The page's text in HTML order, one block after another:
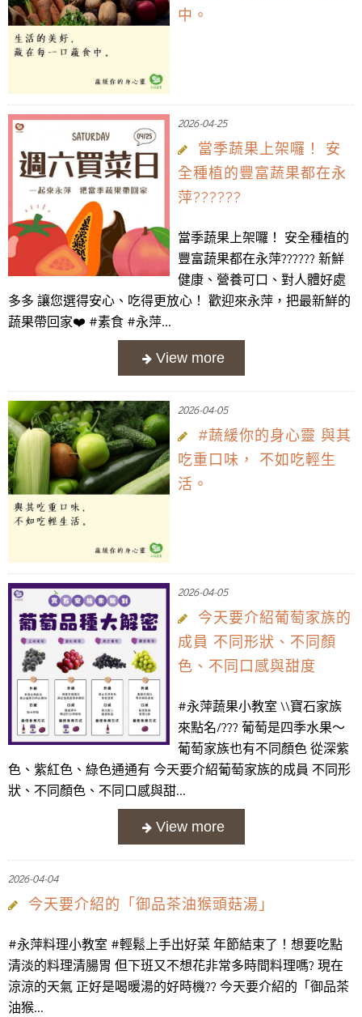
中。
2026-04-25
當季蔬果上架囉！ 安
全種植的豐富蔬果都在永
萍??????
當季蔬果上架囉！ 安全種植的
豐富蔬果都在永萍?????? 新鮮
健康、營養可口、對人體好處
多多 讓您選得安心、吃得更放心！ 歡迎來永萍，把最新鮮的
蔬果帶回家❤️ #素食 #永萍...
2026-04-05
#蔬緩你的身心靈 與其
吃重口味， 不如吃輕生
活。
2026-04-05
今天要介紹葡萄家族的
成員 不同形狀、不同顏
色、不同口感與甜度
#永萍蔬果小教室 \\寶石家族
來點名/??? 葡萄是四季水果～
葡萄家族也有不同顏色 從深紫
色、紫紅色、綠色通通有 今天要介紹葡萄家族的成員 不同形
狀、不同顏色、不同口感與甜...
2026-04-04
今天要介紹的「御品茶油猴頭菇湯」
#永萍料理小教室 #輕鬆上手出好菜 年節結束了！想要吃點
清淡的料理清腸胃 但下班又不想花非常多時間料理嗎? 現在
涼涼的天氣 正好是喝暖湯的好時機?? 今天要介紹的「御品茶
油猴...